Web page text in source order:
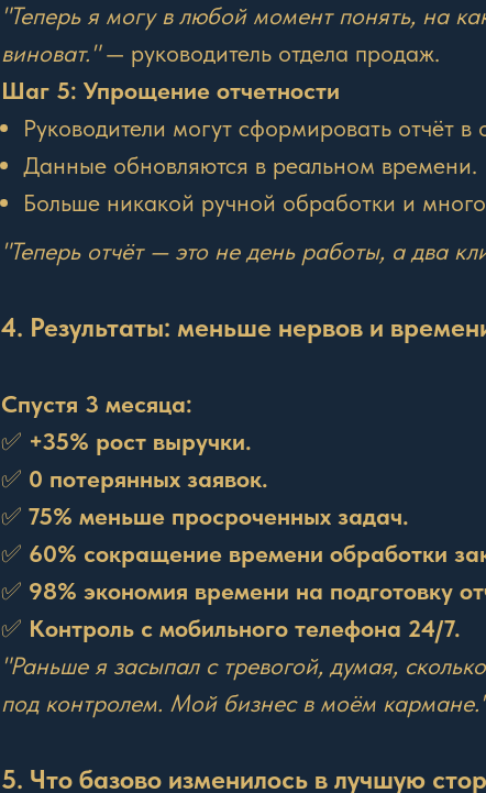
"Теперь я могу в любой момент понять, на
виноват."— руководитель отдела продаж.
Шаг 5: Упрощение отчетности
Руководители могут сформировать отчёт в
Данные обновляются в реальном времени.
Больше никакой ручной обработки и
"Теперь отчёт — это не день работы, а два
4. Результаты: меньше нервов и
Спустя 3 месяца:
✅ +35% рост выручки.
✅ 0 потерянных заявок.
✅ 75% меньше просроченных задач.
✅ 60% сокращение времени обработки
✅ 98% экономия времени на подготовку
✅ Контроль с мобильного телефона 24/7.
"Раньше я засыпал с тревогой, думая,
под контролем. Мой бизнес в моём кармане."
5. Что базово изменилось в лучшую